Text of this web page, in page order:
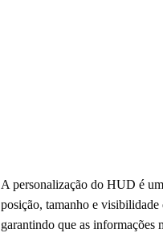
A personalização do HUD é
posição, tamanho e
garantindo que as informações